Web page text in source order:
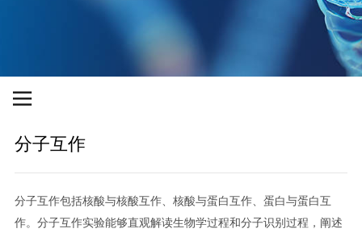
分子互作
分子互作包括核酸与核酸互作、核酸与蛋白互作、蛋白与蛋白互
作。分子互作实验能够直观解读生物学过程和分子识别过程，阐述